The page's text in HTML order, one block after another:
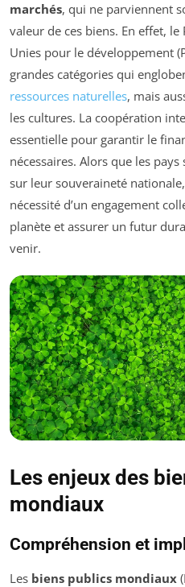
marchés, qui ne parviennent
valeur de ces biens. En effet,
Unies pour le développement
grandes catégories qui
ressources naturelles, mais
les cultures. La coopération
essentielle pour garantir le
nécessaires. Alors que les
sur leur souveraineté
nécessité d’un engagement
planète et assurer un futur
venir.
Les enjeux des
mondiaux
Compréhension et
Les biens publics mondiaux